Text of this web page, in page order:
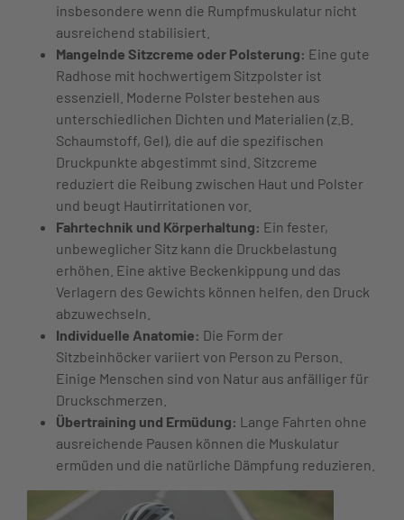
insbesondere wenn die Rumpfmuskulatur nicht
ausreichend stabilisiert.
Mangelnde Sitzcreme oder Polsterung: Eine gute
Radhose mit hochwertigem Sitzpolster ist
essenziell. Moderne Polster bestehen aus
unterschiedlichen Dichten und Materialien (z.B.
Schaumstoff, Gel), die auf die spezifischen
Druckpunkte abgestimmt sind. Sitzcreme
reduziert die Reibung zwischen Haut und Polster
und beugt Hautirritationen vor.
Fahrtechnik und Körperhaltung: Ein fester,
unbeweglicher Sitz kann die Druckbelastung
erhöhen. Eine aktive Beckenkippung und das
Verlagern des Gewichts können helfen, den Druck
abzuwechseln.
Individuelle Anatomie: Die Form der
Sitzbeinhöcker variiert von Person zu Person.
Einige Menschen sind von Natur aus anfälliger für
Druckschmerzen.
Übertraining und Ermüdung: Lange Fahrten ohne
ausreichende Pausen können die Muskulatur
ermüden und die natürliche Dämpfung reduzieren.